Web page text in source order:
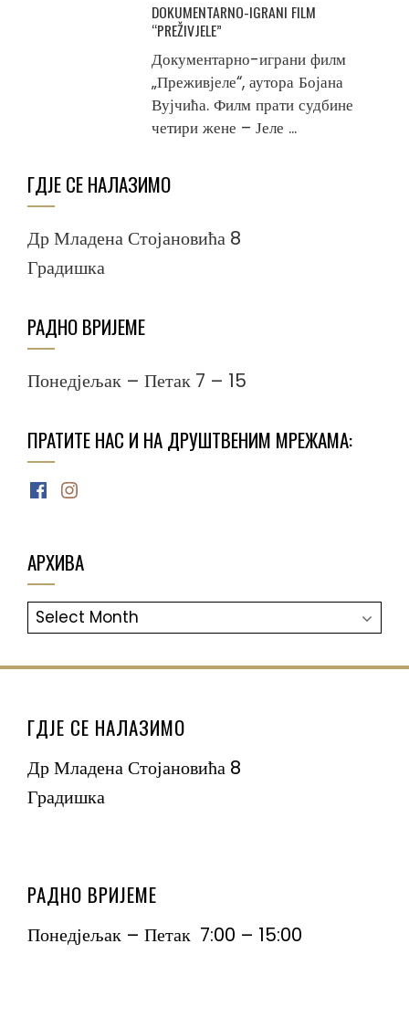
DOKUMENTARNO-IGRANI FILM
“PREŽIVJELE”
Документарно-играни филм
„Преживјеле“, аутора Бојана
Вујчића. Филм прати судбине
четири жене – Јеле ...
ГДЈЕ СЕ НАЛАЗИМО
Др Младена Стојановића 8
Градишка
РАДНО ВРИЈЕМЕ
Понедјељак – Петак 7 – 15
ПРАТИТЕ НАС И НА ДРУШТВЕНИМ МРЕЖАМА:
Facebook
Instagram
АРХИВА
АРХИВА
ГДЈЕ СЕ НАЛАЗИМО
Др Младена Стојановића 8
Градишка
РАДНО ВРИЈЕМЕ
Понедјељак – Петак 7:00 – 15:00